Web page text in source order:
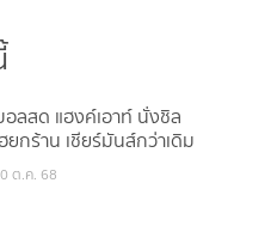
ลสด แฮงค์เอาท์ นั่งชิล
ยกร้าน เชียร์มันส์กว่าเดิม
ต.ค. 68